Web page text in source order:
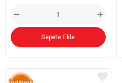
Sepete Ekle